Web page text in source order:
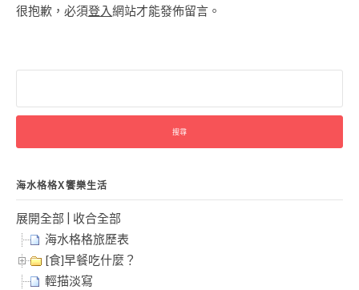
很抱歉，必須登入網站才能發佈留言。
關
字:
海水格格X饗樂生活
展開全部
收合全部
海水格格旅歷表
[食]早餐吃什麼？
輕描淡寫